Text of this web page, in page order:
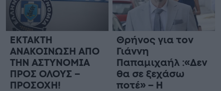
ΕΚΤΑΚΤΗ
ΑΝΑΚΟΙΝΩΣΗ ΑΠΟ
ΤΗΝ ΑΣΤΥΝΟΜΙΑ
ΠΡΟΣ ΟΛΟΥΣ –
ΠΡΟΣΟΧΗ!
Θρήνος για τον
Γιάννη
Παπαμιχαήλ :«Δεν
θα σε ξεχάσω
ποτέ» – Η